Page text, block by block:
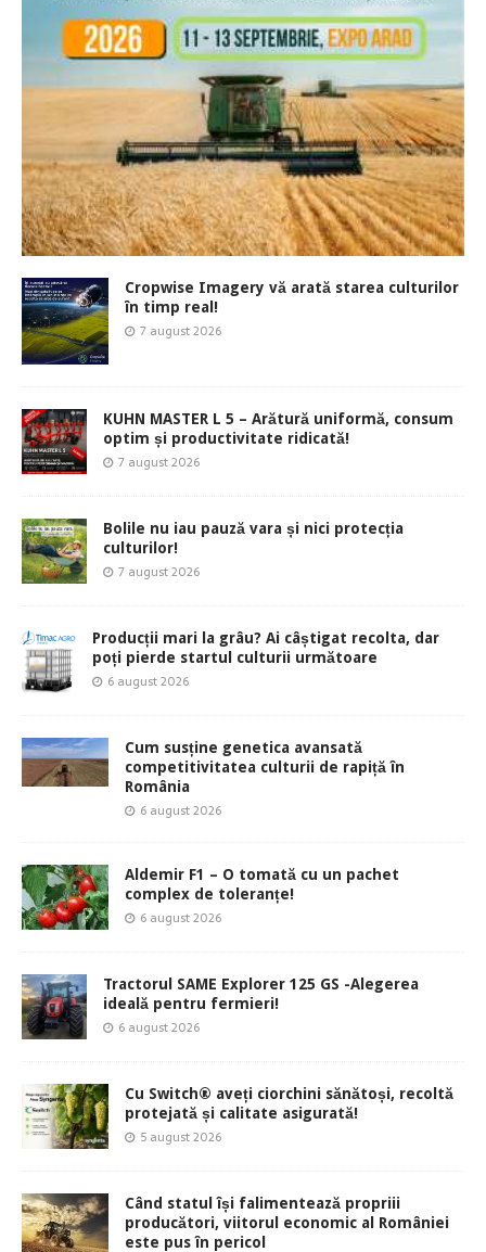
Cropwise Imagery vă arată starea culturilor
în timp real!
7 august 2026
KUHN MASTER L 5 – Arătură uniformă, consum
optim și productivitate ridicată!
7 august 2026
Bolile nu iau pauză vara și nici protecția
culturilor!
7 august 2026
Producții mari la grâu? Ai câștigat recolta, dar
poți pierde startul culturii următoare
6 august 2026
Cum susține genetica avansată
competitivitatea culturii de rapiță în
România
6 august 2026
Aldemir F1 – O tomată cu un pachet
complex de toleranțe!
6 august 2026
Tractorul SAME Explorer 125 GS -Alegerea
ideală pentru fermieri!
6 august 2026
Cu Switch® aveți ciorchini sănătoși, recoltă
protejată și calitate asigurată!
5 august 2026
Când statul își falimentează propriii
producători, viitorul economic al României
este pus în pericol